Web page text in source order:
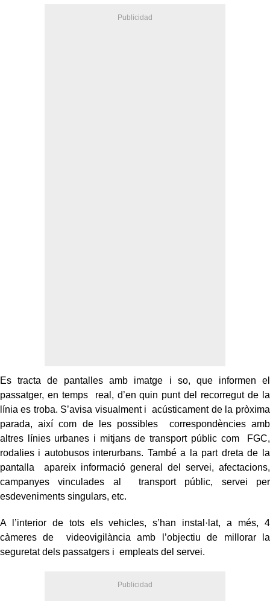
Es tracta de pantalles amb imatge i so, que informen el
passatger, en temps real, d’en quin punt del recorregut de la
línia es troba. S’avisa visualment i acústicament de la pròxima
parada, així com de les possibles correspondències amb
altres línies urbanes i mitjans de transport públic com FGC,
rodalies i autobusos interurbans. També a la part dreta de la
pantalla apareix informació general del servei, afectacions,
campanyes vinculades al transport públic, servei per
esdeveniments singulars, etc.
A l’interior de tots els vehicles, s’han instal·lat, a més, 4
càmeres de videovigilància amb l’objectiu de millorar la
seguretat dels passatgers i empleats del servei.